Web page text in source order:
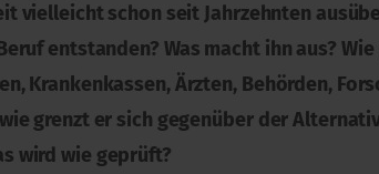
vielleicht schon seit Jahrzehnten
entstanden? Was macht ihn aus?
Krankenkassen, Ärzten, Behörden,
grenzt er sich gegenüber der
wird wie geprüft?